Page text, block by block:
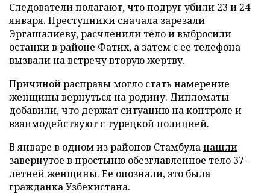
Следователи полагают, что подруг убили 23 и 24
января. Преступники сначала зарезали
Эргашалиеву, расчленили тело и выбросили
останки в районе Фатих, а затем с ее телефона
вызвали на встречу вторую жертву.
Причиной расправы могло стать намерение
женщины вернуться на родину. Дипломаты
добавили, что держат ситуацию на контроле и
взаимодействуют с турецкой полицией.
В январе в одном из районов Стамбуланашли
завернутое в простыню обезглавленное тело 37-
летней женщины. Ее опознали, это была
гражданка Узбекистана.